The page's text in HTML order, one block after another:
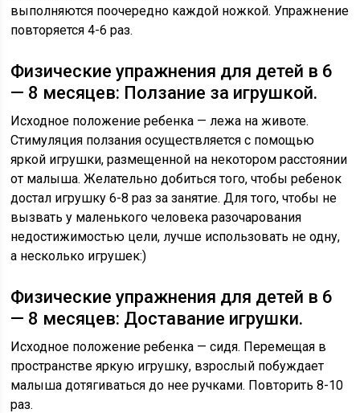
выполняются поочередно каждой ножкой. Упражнение
повторяется 4-6 раз.
Физические упражнения для детей в 6
— 8 месяцев: Ползание за игрушкой.
Исходное положение ребенка — лежа на животе.
Стимуляция ползания осуществляется с помощью
яркой игрушки, размещенной на некотором расстоянии
от малыша. Желательно добиться того, чтобы ребенок
достал игрушку 6-8 раз за занятие. Для того, чтобы не
вызвать у маленького человека разочарования
недостижимостью цели, лучше использовать не одну,
а несколько игрушек:)
Физические упражнения для детей в 6
— 8 месяцев: Доставание игрушки.
Исходное положение ребенка — сидя. Перемещая в
пространстве яркую игрушку, взрослый побуждает
малыша дотягиваться до нее ручками. Повторить 8-10
раз.